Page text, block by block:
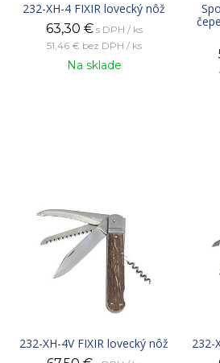
232-XH-4 FIXIR lovecký nôž
63,30 € s DPH / ks
51,46 € bez DPH / ks
Na sklade
232-XH-4V FIXIR lovecký nôž
232-